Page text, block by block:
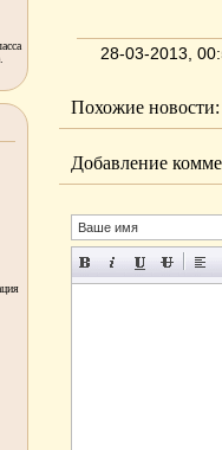
28-03-2013,
Похожие новости:
Добавление